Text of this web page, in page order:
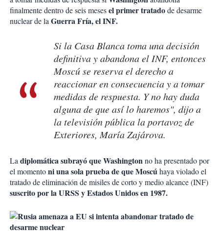
finalmente dentro de seis mesesel primer tratadode desarme
nuclear de laGuerra Fría, el INF.
Si la Casa Blanca toma una decisión
definitiva y abandona el INF, entonces
Moscú se reserva el derecho a
reaccionar en consecuencia y a tomar
medidas de respuesta. Y no hay duda
alguna de que así lo haremos", dijo a
la televisión pública la portavoz de
Exteriores, María Zajárova.
Ladiplomática subrayó que Washingtonno ha presentado por
el momentoni una sola prueba de que Moscúhaya violado el
tratado de eliminación de misiles de corto y medio alcance (INF)
suscrito por la URSS y Estados Unidos en 1987.